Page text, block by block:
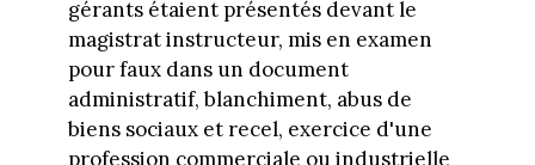
gérants étaient présentés devant le
magistrat instructeur, mis en examen
pour faux dans un document
administratif, blanchiment, abus de
biens sociaux et recel, exercice d'une
profession commerciale ou industrielle